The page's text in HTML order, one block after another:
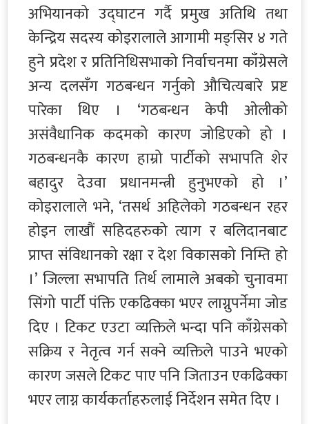
अभियानको उद्घाटन गर्दै प्रमुख अतिथि तथा
केन्द्रिय सदस्य कोइरालाले आगामी मङ्सिर ४ गते
हुने प्रदेश र प्रतिनिधिसभाको निर्वाचनमा काँग्रेसले
अन्य दलसँग गठबन्धन गर्नुको औचित्यबारे प्रष्ट
पारेका थिए । ‘गठबन्धन केपी ओलीको
असंवैधानिक कदमको कारण जोडिएको हो ।
गठबन्धनकै कारण हाम्रो पार्टीको सभापति शेर
बहादुर देउवा प्रधानमन्त्री हुनुभएको हो ।’
कोइरालाले भने, ‘तसर्थ अहिलेको गठबन्धन रहर
होइन लाखौं सहिदहरुको त्याग र बलिदानबाट
प्राप्त संविधानको रक्षा र देश विकासको निम्ति हो
।’ जिल्ला सभापति तिर्थ लामाले अबको चुनावमा
सिंगो पार्टी पंक्ति एकढिक्का भएर लाग्नुपर्नेमा जोड
दिए । टिकट एउटा व्यक्तिले भन्दा पनि काँग्रेसको
सक्रिय र नेतृत्व गर्न सक्ने व्यक्तिले पाउने भएको
कारण जसले टिकट पाए पनि जिताउन एकढिक्का
भएर लाग्न कार्यकर्ताहरुलाई निर्देशन समेत दिए ।